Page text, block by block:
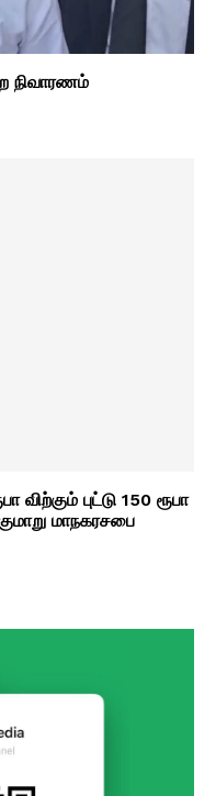
நிவாரணம்
புட்டு 150 ரூபா
மாநகரசபை